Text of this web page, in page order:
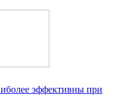
эффективны при